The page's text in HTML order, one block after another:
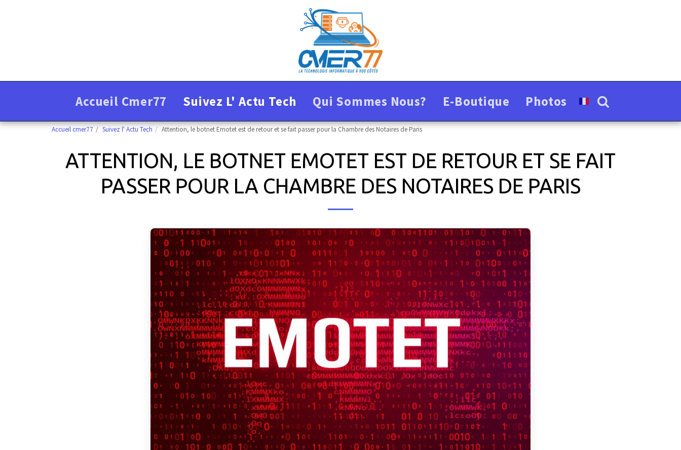
Accueil Cmer77 Suivez L' Actu Tech Qui Sommes Nous? E-Boutique Photos
Accueil cmer77 Suivez l' Actu Tech Attention, le botnet Emotet est de retour et se fait passer pour la Chambre des Notaires de Paris
ATTENTION, LE BOTNET EMOTET EST DE RETOUR ET SE FAIT
PASSER POUR LA CHAMBRE DES NOTAIRES DE PARIS